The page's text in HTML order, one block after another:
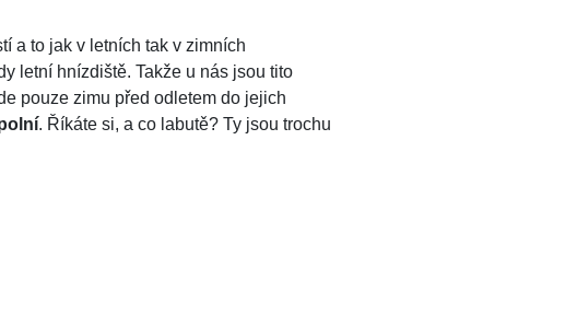
a to jak v letních tak v zimních
letní hnízdiště. Takže u nás jsou tito
pouze zimu před odletem do jejich
. Říkáte si, a co labutě? Ty jsou trochu